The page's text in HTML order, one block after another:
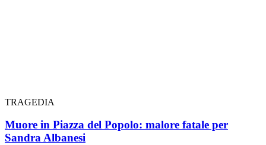
TRAGEDIA
Muore in Piazza del Popolo: malore fatale per
Sandra Albanesi